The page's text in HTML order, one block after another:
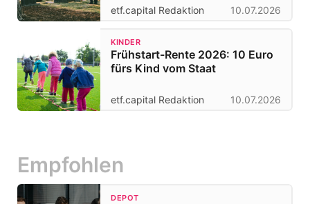
etf.capital Redaktion 10.07.2026
KINDER
Frühstart-Rente 2026: 10 Euro
fürs Kind vom Staat
etf.capital Redaktion 10.07.2026
Empfohlen
DEPOT